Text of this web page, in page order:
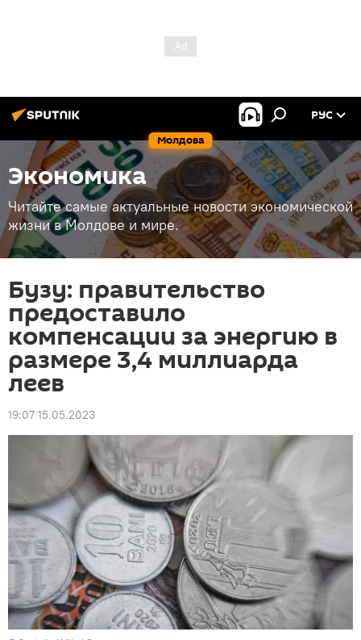
Молдова
РУС
Экономика
Читайте самые актуальные новости экономической
жизни в Молдове и мире.
Бузу: правительство
предоставило
компенсации за энергию в
размере 3,4 миллиарда
леев
19:07 15.05.2023